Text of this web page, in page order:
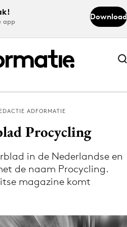
app
Download
Abonneer nu
Abonneer nu
de app
via de Adformatie
app
ADFORMATIE
Procycling
in de Nederlandse en
de naam Procycling.
magazine komt